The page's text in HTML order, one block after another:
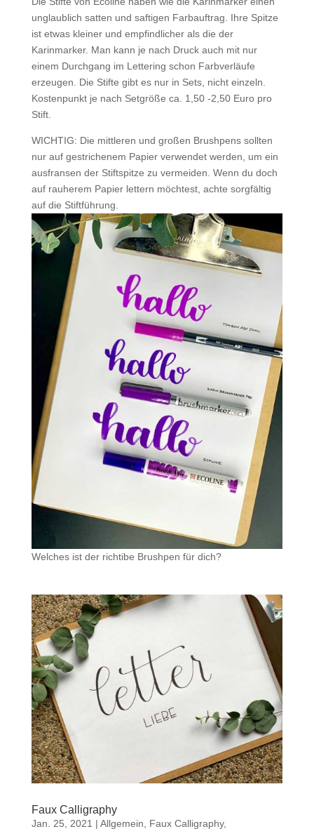
unglaublich satten und saftigen Farbauftrag. Ihre Spitze
ist etwas kleiner und empfindlicher als die der
Karinmarker. Man kann je nach Druck auch mit nur
einem Durchgang im Lettering schon Farbverläufe
erzeugen. Die Stifte gibt es nur in Sets, nicht einzeln.
Kostenpunkt je nach Setgröße ca. 1,50 -2,50 Euro pro
Stift.
WICHTIG: Die mittleren und großen Brushpens sollten
nur auf gestrichenem Papier verwendet werden, um ein
ausfransen der Stiftspitze zu vermeiden. Wenn du doch
auf rauherem Papier lettern möchtest, achte sorgfältig
auf die Stiftführung.
Welches ist der richtibe Brushpen für dich?
Faux Calligraphy
Jan. 25, 2021 | Allgemein Faux Calligraphy,